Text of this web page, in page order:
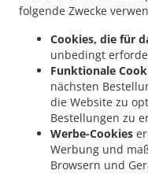
folgende Zwecke
Cookies, die für
unbedingt
Funktionale
nächsten
die Website zu
Bestellungen zu
Werbe-Cookies
Werbung und
Browsern und
Asiatisches Essen
Niederlibbach
. Asiatisches
Lieferservice Bad Camberg
Wallrabenstein . Asiatisches
Essen Lieferservice Bad Camberg
Asiatisches Essen Lieferservice
Hünfelden Bechtheim
Lieferservice Eppstein Ehlhalten